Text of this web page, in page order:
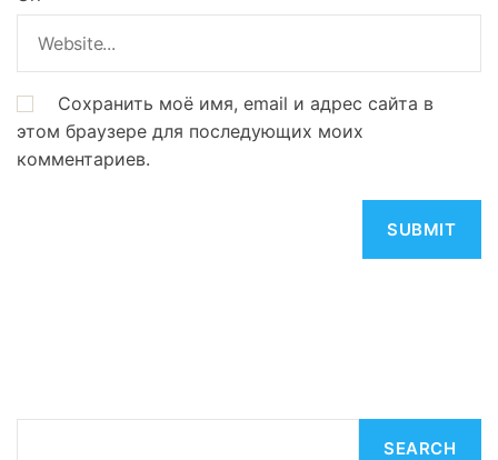
Сохранить моё имя, email и адрес сайта в
этом браузере для последующих моих
комментариев.
SEARCH